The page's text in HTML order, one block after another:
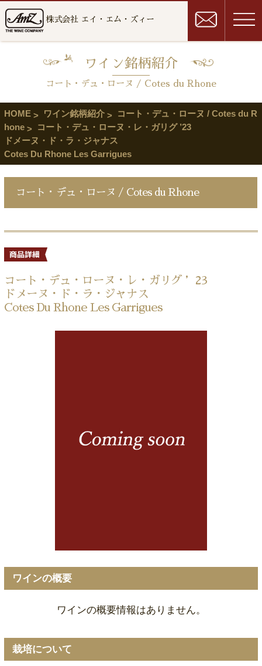
株式会社 エイ・エム・ズィー
ワイン銘柄紹介
コート・デュ・ローヌ / Cotes du Rhone
HOME ワイン銘柄紹介
コート・デュ・ローヌ / Cotes du R
hone
コート・デュ・ローヌ・レ・ガリグ ’23
ドメーヌ・ド・ラ・ジャナス
Cotes Du Rhone Les Garrigues
コート・デュ・ローヌ / Cotes du Rhone
コート・デュ・ローヌ・レ・ガリグ ’23
ドメーヌ・ド・ラ・ジャナス
Cotes Du Rhone Les Garrigues
ワインの概要
ワインの概要情報はありません。
栽培について